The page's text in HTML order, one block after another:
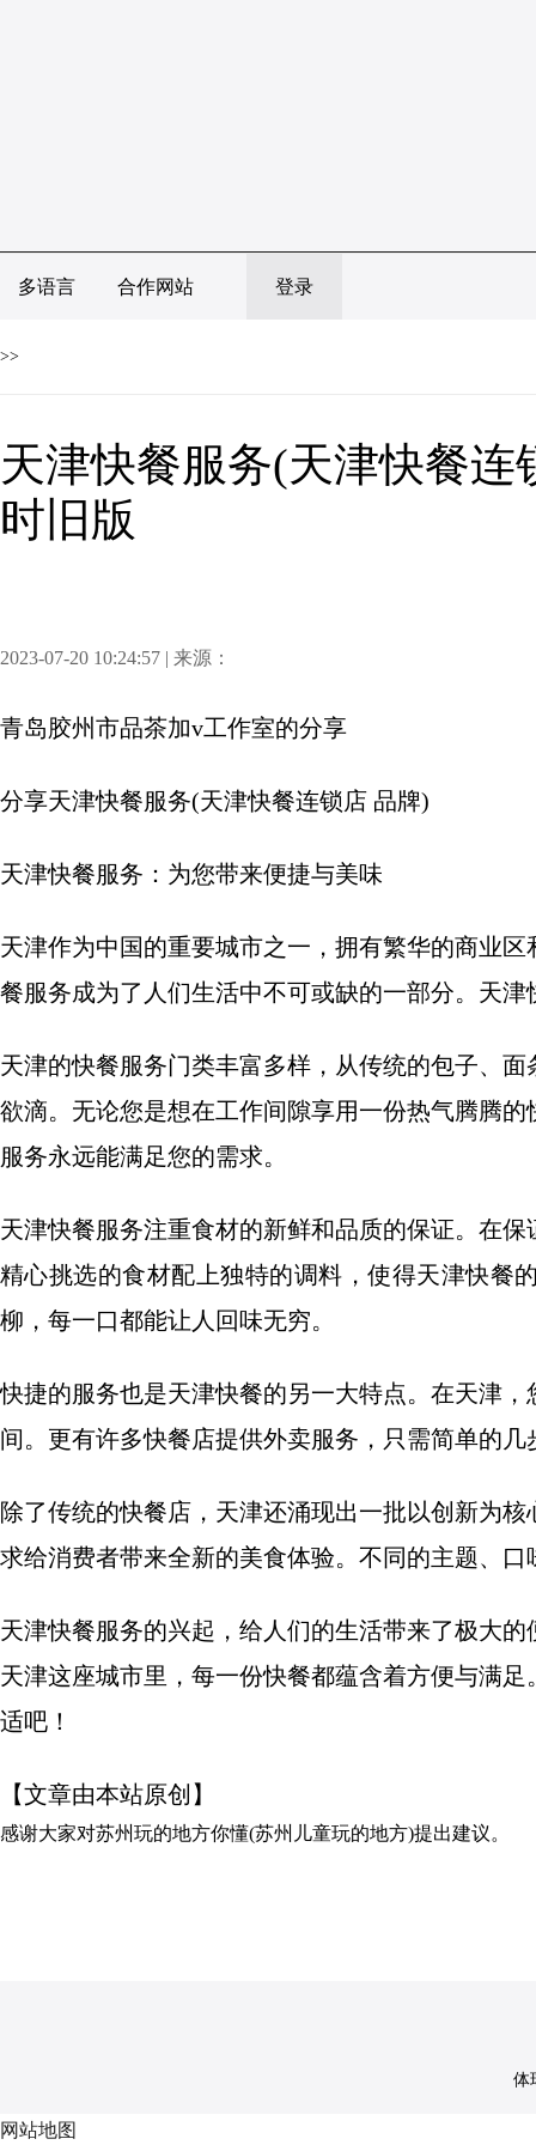
多语言 合作网站 登录
>>
天津快餐服务(天津快餐
时旧版
2023-07-20 10:24:57 | 来源：
青岛胶州市品茶加v工作室的分享
分享天津快餐服务(天津快餐连锁店 品牌)
天津快餐服务：为您带来便捷与美味
天津作为中国的重要城市之一，拥有繁华的商业
餐服务成为了人们生活中不可或缺的一部分。天
天津的快餐服务门类丰富多样，从传统的包子、
欲滴。无论您是想在工作间隙享用一份热气腾腾
服务永远能满足您的需求。
天津快餐服务注重食材的新鲜和品质的保证。在
精心挑选的食材配上独特的调料，使得天津快餐
柳，每一口都能让人回味无穷。
快捷的服务也是天津快餐的另一大特点。在天津
间。更有许多快餐店提供外卖服务，只需简单的
除了传统的快餐店，天津还涌现出一批以创新为
求给消费者带来全新的美食体验。不同的主题、
天津快餐服务的兴起，给人们的生活带来了极大
天津这座城市里，每一份快餐都蕴含着方便与满
适吧！
【文章由本站原创】
感谢大家对苏州玩的地方你懂(苏州儿童玩的地方)提出建议。
体
网站地图